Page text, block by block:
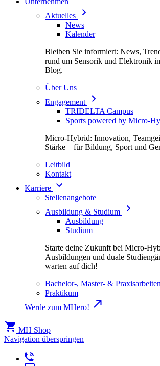
Aktuelles
News
Kalender
Bleiben Sie informiert: News,
rund um Sensorik und Elektronik
Blog.
Über Uns
Engagement
TRIDELTA Campus
Sports powered by Micro-
Micro-Hybrid: Innovation,
Stärke – für Bildung, Sport und
Leitbild
Kontakt
Karriere
Stellenangebote
Ausbildung & Studium
Ausbildung
Studium
Starte deine Zukunft bei Micro-
Ausbildungen und duale
warten auf dich!
Bachelor-, Master- & Praxisarbeiten
Praktikum
Werde zum MHero!
MH Shop
Navigation überspringen